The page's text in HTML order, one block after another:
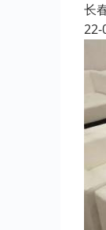
长
22-